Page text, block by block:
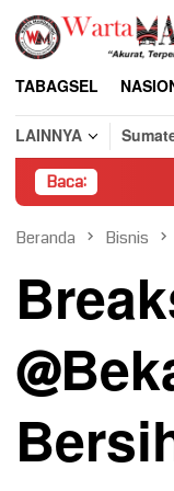
Loncat
konten
TABAGSEL
LAINNYA
Baca:
Beranda Bisnis